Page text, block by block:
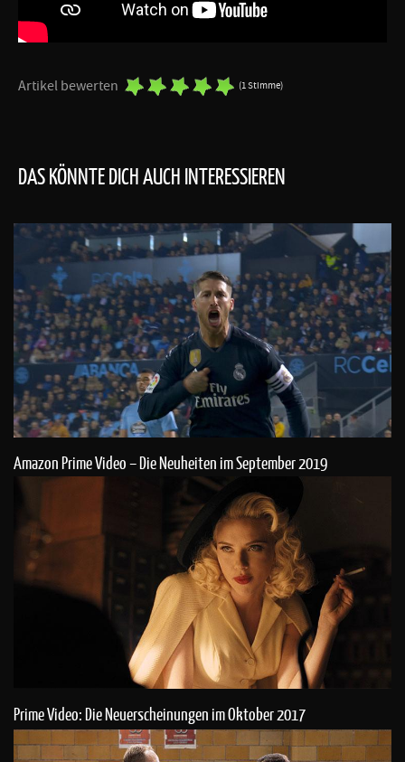
Artikel bewerten (1 Stimme)
DAS KÖNNTE DICH AUCH INTERESSIEREN
Amazon Prime Video – Die Neuheiten im September 2019
Prime Video: Die Neuerscheinungen im Oktober 2017